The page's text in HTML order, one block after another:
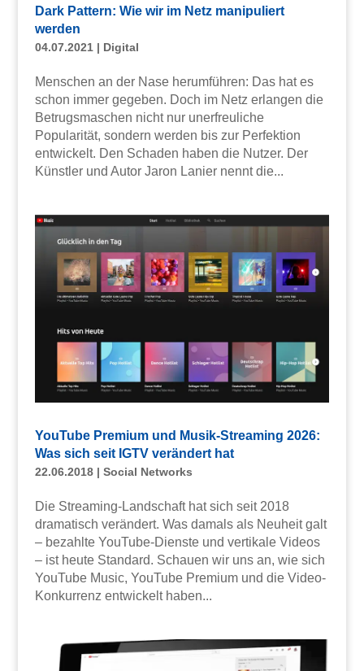
Dark Pattern: Wie wir im Netz manipuliert
werden
04.07.2021| Digital
Menschen an der Nase herumführen: Das hat es
schon immer gegeben. Doch im Netz erlangen die
Betrugsmaschen nicht nur unerfreuliche
Popularität, sondern werden bis zur Perfektion
entwickelt. Den Schaden haben die Nutzer. Der
Künstler und Autor Jaron Lanier nennt die...
YouTube Premium und Musik-Streaming 2026:
Was sich seit IGTV verändert hat
22.06.2018| Social Networks
Die Streaming-Landschaft hat sich seit 2018
dramatisch verändert. Was damals als Neuheit galt
– bezahlte YouTube-Dienste und vertikale Videos
– ist heute Standard. Schauen wir uns an, wie sich
YouTube Music, YouTube Premium und die Video-
Konkurrenz entwickelt haben...